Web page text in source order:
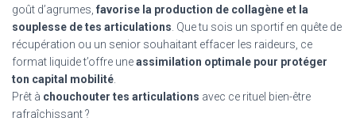
goût d’agrumes, favorise la production de collagène et la
souplesse de tes articulations. Que tu sois un sportif en quête de
récupération ou un senior souhaitant effacer les raideurs, ce
format liquide t’offre uneassimilation optimale pour protéger
ton capital mobilité.
Prêt à chouchouter tes articulations avec ce rituel bien-être
rafraîchissant ?